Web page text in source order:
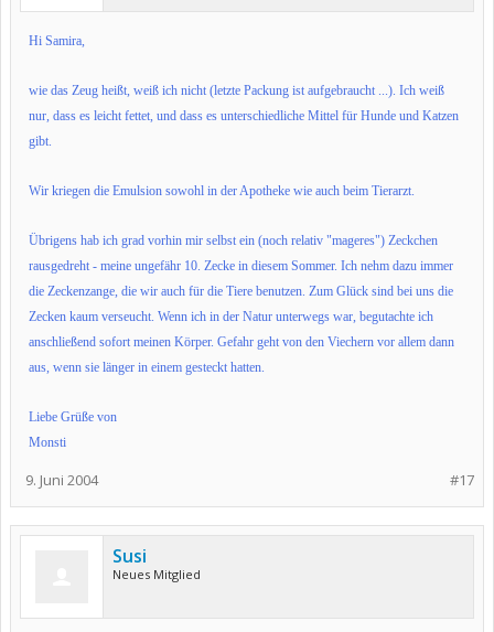
Hi Samira,
wie das Zeug heißt, weiß ich nicht (letzte Packung ist aufgebraucht ...). Ich weiß
nur, dass es leicht fettet, und dass es unterschiedliche Mittel für Hunde und Katzen
gibt.
Wir kriegen die Emulsion sowohl in der Apotheke wie auch beim Tierarzt.
Übrigens hab ich grad vorhin mir selbst ein (noch relativ "mageres") Zeckchen
rausgedreht - meine ungefähr 10. Zecke in diesem Sommer. Ich nehm dazu immer
die Zeckenzange, die wir auch für die Tiere benutzen. Zum Glück sind bei uns die
Zecken kaum verseucht. Wenn ich in der Natur unterwegs war, begutachte ich
anschließend sofort meinen Körper. Gefahr geht von den Viechern vor allem dann
aus, wenn sie länger in einem gesteckt hatten.
Liebe Grüße von
Monsti
#17
9. Juni 2004
Susi
Neues Mitglied